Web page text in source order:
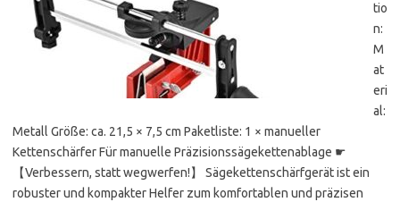
tio
n:
M
at
eri
al:
Metall Größe: ca. 21,5 × 7,5 cm Paketliste: 1 × manueller
Kettenschärfer Für manuelle Präzisionssägekettenablage ☛
【Verbessern, statt wegwerfen!】 Sägekettenschärfgerät ist ein
robuster und kompakter Helfer zum komfortablen und präzisen